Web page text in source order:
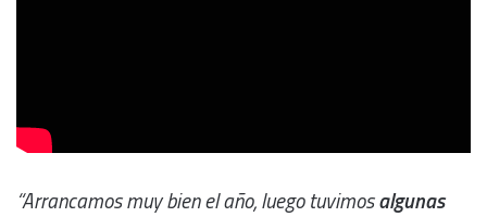
“Arrancamos muy bien el año, luego tuvimosalgunas